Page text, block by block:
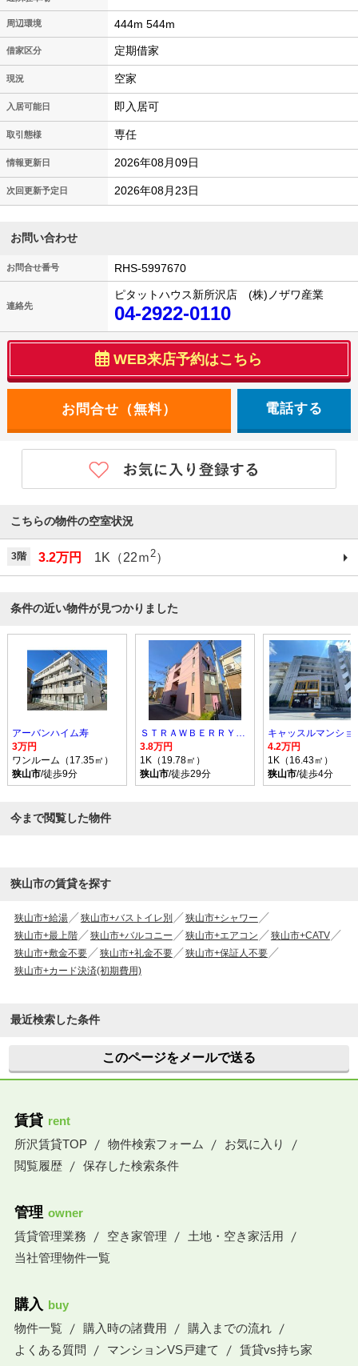
周辺環境 444m 544m
借家区分 定期借家
現況 空家
入居可能日 即入居可
取引態様 専任
情報更新日 2026年08月09日
次回更新予定日 2026年08月23日
お問い合わせ
お問合せ番号 RHS-5997670
連絡先
ピタットハウス新所沢店 (株)ノザワ産業
04-2922-0110
WEB来店予約はこちら
電話する
こちらの物件の空室状況
3階 3.2万円 1K（22ｍ2）
条件の近い物件が見つかりました
アーバンハイム寿
3万円
ワンルーム（17.35㎡）
狭山市/徒歩9分
3.8万円
1K（19.78㎡）
狭山市/徒歩29分
4.2万円
1K（16.43㎡）
狭山市/徒歩4分
今まで閲覧した物件
狭山市の賃貸を探す
狭山市+給湯 狭山市+バストイレ別
狭山市+シャワー
狭山市+最上階
狭山市+バルコニー 狭山市+エアコン
狭山市+CATV
狭山市+敷金不要
狭山市+礼金不要
狭山市+保証人不要
狭山市+カード決済(初期費用)
最近検索した条件
このページをメールで送る
賃貸 rent
所沢賃貸TOP
物件検索フォーム
お気に入り
閲覧履歴
保存した検索条件
管理 owner
賃貸管理業務
空き家管理
土地・空き家活用
当社管理物件一覧
購入 buy
物件一覧
購入時の諸費用
購入までの流れ
よくある質問
マンションVS戸建て 賃貸vs持ち家